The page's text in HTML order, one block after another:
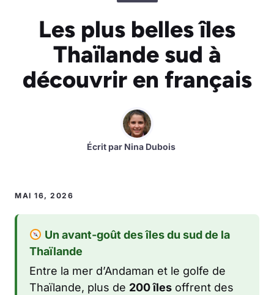
Les plus belles îles
Thaïlande sud à
découvrir en français
Écrit par Nina Dubois
MAI 16, 2026
Un avant-goût des îles du sud de la
Thaïlande
Entre la mer d’Andaman et le golfe de
Thaïlande, plus de 200 îles offrent des